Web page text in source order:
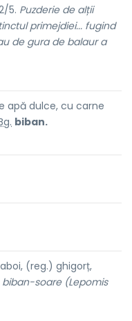
5. Puzderie de alții
primejdiei... fugind
de gura de balaur a
apă dulce, cu carne
biban.
(reg.) ghigorț,
biban-soare (Lepomis